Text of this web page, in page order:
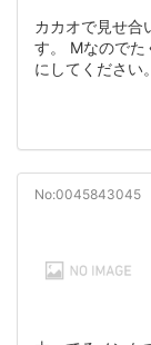
カカオで見せ合
す。 Mなのでた
にしてください。
No:0045843045